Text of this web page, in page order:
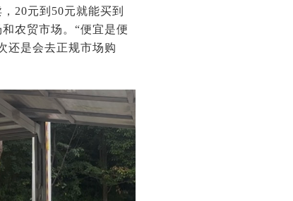
20元到50元就能买到
农贸市场。“便宜是便
还是会去正规市场购